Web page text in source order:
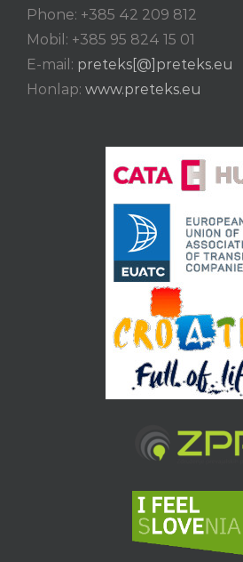
Phone: +385 42 209 812
Mobil: +385 95 824 15 01
E-mail: preteks[@]preteks.eu
Honlap: www.preteks.eu